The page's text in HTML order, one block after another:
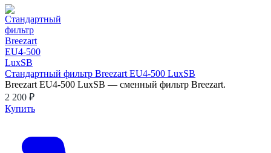
Стандартный фильтр Breezart EU4-500 LuxSB
Breezart EU4-500 LuxSB — сменный фильтр Breezart.
2 200 ₽
Купить